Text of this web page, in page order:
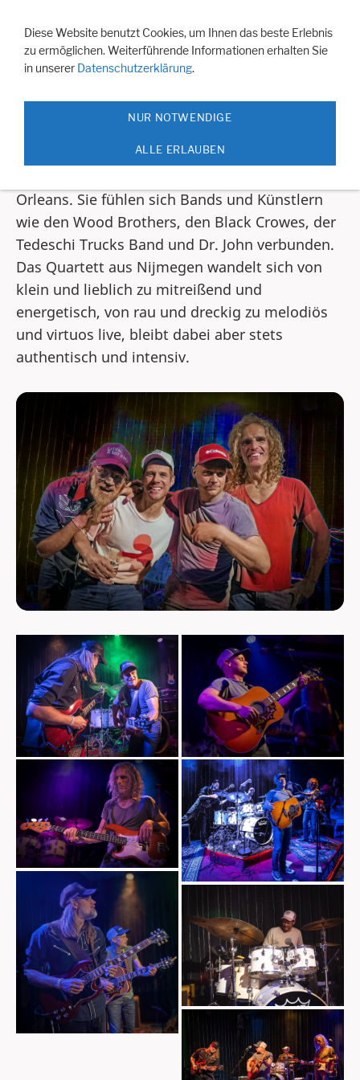
Living Room Heroes
Living Room Hereos im Juni 25 im Culucu
Living Room Heroes spielen Southern Soul Rock
Orleans. Sie fühlen sich Bands und Künstlern
wie den Wood Brothers, den Black Crowes, der
Tedeschi Trucks Band und Dr. John verbunden.
Das Quartett aus Nijmegen wandelt sich von
klein und lieblich zu mitreißend und
energetisch, von rau und dreckig zu melodiös
und virtuos live, bleibt dabei aber stets
authentisch und intensiv.
Diese Website benutzt Cookies, um Ihnen das beste Erlebnis
zu ermöglichen. Weiterführende Informationen erhalten Sie
in unserer Datenschutzerklärung.
NUR NOTWENDIGE
ALLE ERLAUBEN